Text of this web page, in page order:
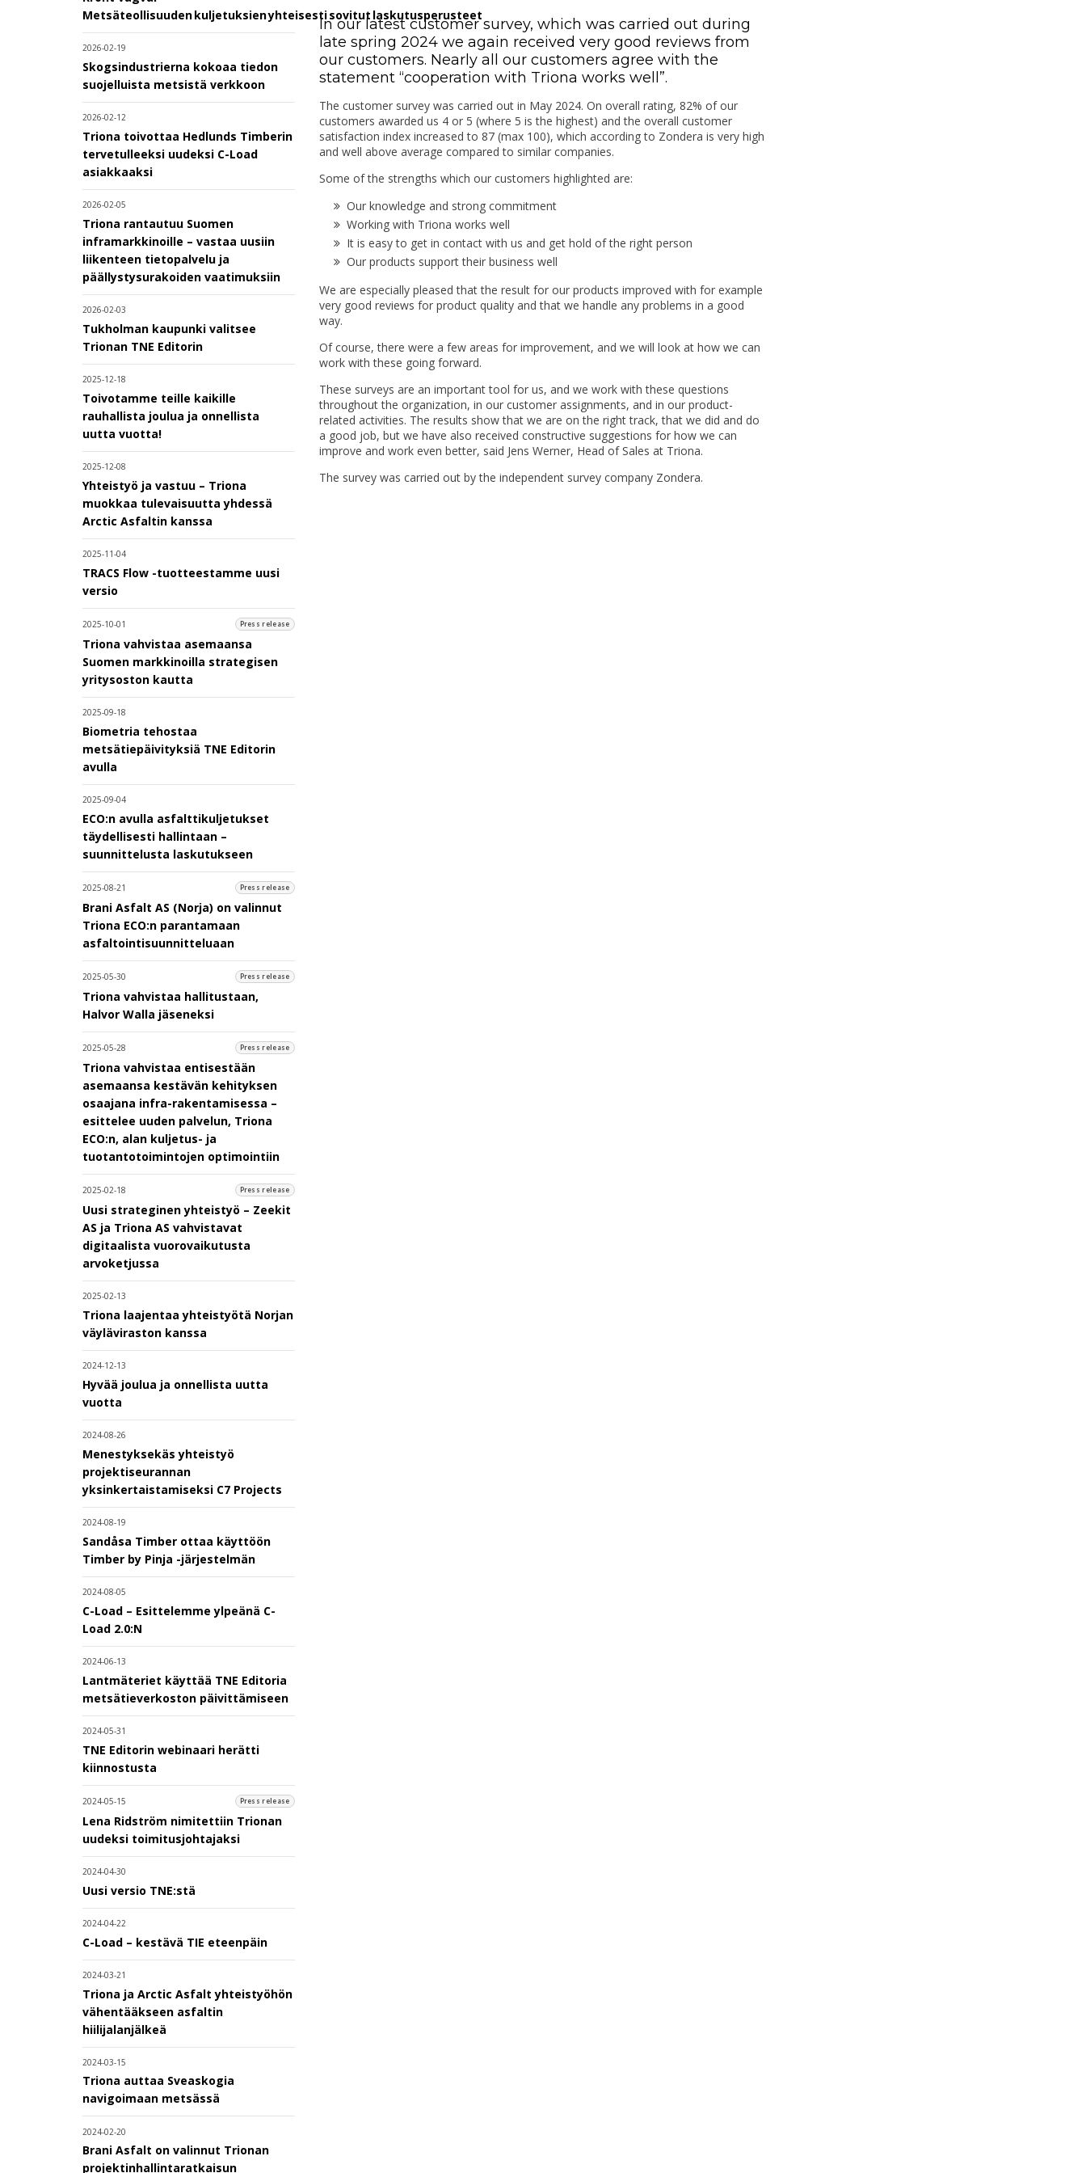
Metsäteollisuuden kuljetuksien yhteisesti sovitut laskutusperusteet
2026-02-19
Skogsindustrierna kokoaa tiedon
suojelluista metsistä verkkoon
2026-02-12
Triona toivottaa Hedlunds Timberin
tervetulleeksi uudeksi C-Load
asiakkaaksi
2026-02-05
Triona rantautuu Suomen
inframarkkinoille – vastaa uusiin
liikenteen tietopalvelu ja
päällystysurakoiden vaatimuksiin
2026-02-03
Tukholman kaupunki valitsee
Trionan TNE Editorin
2025-12-18
Toivotamme teille kaikille
rauhallista joulua ja onnellista
uutta vuotta!
2025-12-08
Yhteistyö ja vastuu – Triona
muokkaa tulevaisuutta yhdessä
Arctic Asfaltin kanssa
2025-11-04
TRACS Flow -tuotteestamme uusi
versio
2025-10-01 Press release
Triona vahvistaa asemaansa
Suomen markkinoilla strategisen
yritysoston kautta
2025-09-18
Biometria tehostaa
metsätiepäivityksiä TNE Editorin
avulla
2025-09-04
ECO:n avulla asfalttikuljetukset
täydellisesti hallintaan –
suunnittelusta laskutukseen
2025-08-21 Press release
Brani Asfalt AS (Norja) on valinnut
Triona ECO:n parantamaan
asfaltointisuunnitteluaan
2025-05-30 Press release
Triona vahvistaa hallitustaan,
Halvor Walla jäseneksi
2025-05-28 Press release
Triona vahvistaa entisestään
asemaansa kestävän kehityksen
osaajana infra-rakentamisessa –
esittelee uuden palvelun, Triona
ECO:n, alan kuljetus- ja
tuotantotoimintojen optimointiin
2025-02-18 Press release
Uusi strateginen yhteistyö – Zeekit
AS ja Triona AS vahvistavat
digitaalista vuorovaikutusta
arvoketjussa
2025-02-13
Triona laajentaa yhteistyötä Norjan
väyläviraston kanssa
2024-12-13
Hyvää joulua ja onnellista uutta
vuotta
2024-08-26
Menestyksekäs yhteistyö
projektiseurannan
yksinkertaistamiseksi C7 Projects
2024-08-19
Sandåsa Timber ottaa käyttöön
Timber by Pinja -järjestelmän
2024-08-05
C-Load – Esittelemme ylpeänä C-
Load 2.0:N
2024-06-13
Lantmäteriet käyttää TNE Editoria
metsätieverkoston päivittämiseen
2024-05-31
TNE Editorin webinaari herätti
kiinnostusta
2024-05-15 Press release
Lena Ridström nimitettiin Trionan
uudeksi toimitusjohtajaksi
2024-04-30
Uusi versio TNE:stä
2024-04-22
C-Load – kestävä TIE eteenpäin
2024-03-21
Triona ja Arctic Asfalt yhteistyöhön
vähentääkseen asfaltin
hiilijalanjälkeä
2024-03-15
Triona auttaa Sveaskogia
navigoimaan metsässä
2024-02-20
Brani Asfalt on valinnut Trionan
projektinhallintaratkaisun
In our latest customer survey, which was carried out during
late spring 2024 we again received very good reviews from
our customers. Nearly all our customers agree with the
statement “cooperation with Triona works well”.
The customer survey was carried out in May 2024. On overall rating, 82% of our
customers awarded us 4 or 5 (where 5 is the highest) and the overall customer
satisfaction index increased to 87 (max 100), which according to Zondera is very high
and well above average compared to similar companies.
Some of the strengths which our customers highlighted are:
Our knowledge and strong commitment
Working with Triona works well
It is easy to get in contact with us and get hold of the right person
Our products support their business well
We are especially pleased that the result for our products improved with for example
very good reviews for product quality and that we handle any problems in a good
way.
Of course, there were a few areas for improvement, and we will look at how we can
work with these going forward.
These surveys are an important tool for us, and we work with these questions
throughout the organization, in our customer assignments, and in our product-
related activities. The results show that we are on the right track, that we did and do
a good job, but we have also received constructive suggestions for how we can
improve and work even better, said Jens Werner, Head of Sales at Triona.
The survey was carried out by the independent survey company Zondera.